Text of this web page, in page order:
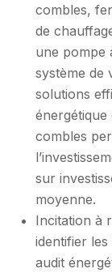
combles,
de
une pompe
système de
solutions
énergétique
combles
sur
moyenne.
Incitation à
identifier
audit